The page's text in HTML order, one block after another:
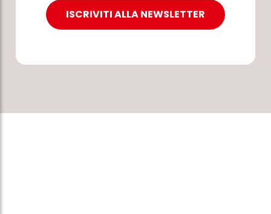
ISCRIVITI ALLA NEWSLETTER